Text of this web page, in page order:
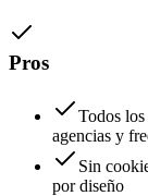
Pros
Todos
agencias y
Sin
por diseño